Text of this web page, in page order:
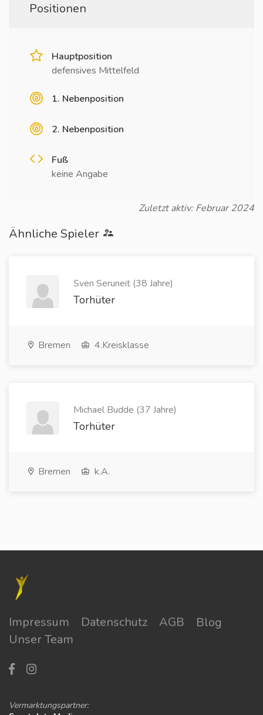
Positionen
Hauptposition
defensives Mittelfeld
1. Nebenposition
2. Nebenposition
Fuß
keine Angabe
Zuletzt aktiv: Februar 2024
Ähnliche Spieler
Sven Seruneit (38 Jahre)
Torhüter
Bremen 4.Kreisklasse
Michael Budde (37 Jahre)
Torhüter
Bremen k.A.
Impressum Datenschutz AGB
Blog
Unser Team
Vermarktungspartner: